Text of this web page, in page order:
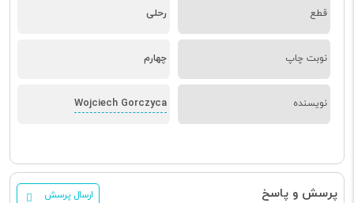
قطع رحلی
نوبت چاپ چهارم
نویسنده Wojciech Gorczyca
پرسش و پاسخ ارسال پرسش